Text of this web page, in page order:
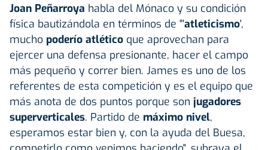
Joan Peñarroya habla del Mónaco y su condición
física bautizándola en términos de "'atleticismo',
mucho poderío atlético que aprovechan para
ejercer una defensa presionante, hacer el campo
más pequeño y correr bien. James es uno de los
referentes de esta competición y es el equipo que
más anota de dos puntos porque son jugadores
superverticales. Partido de máximo nivel,
esperamos estar bien y, con la ayuda del Buesa,